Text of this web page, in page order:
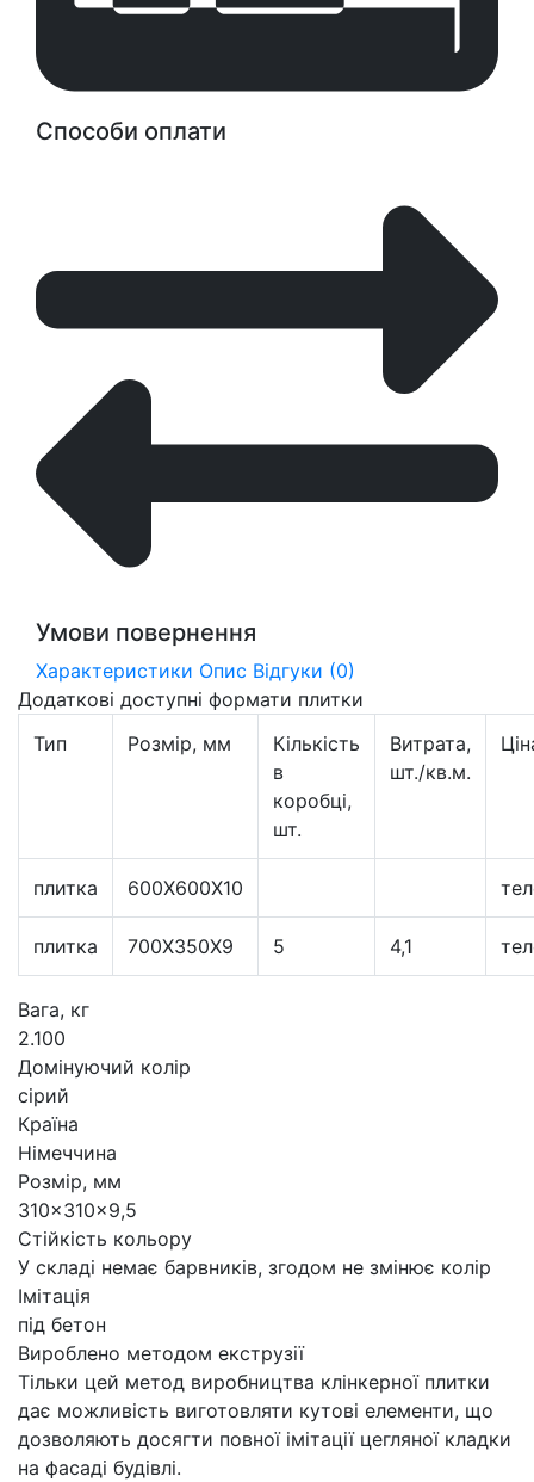
Способи оплати
Умови повернення
Характеристики Опис Відгуки (0)
Додаткові доступні формати плитки
Тип
Розмір, мм
Кількість
в
коробці,
шт.
Витрата,
шт./кв.м.
плитка 600X600X10
плитка 700Х350Х9 5 4,1
Вага, кг
2.100
Домінуючий колір
сірий
Країна
Німеччина
Розмір, мм
310×310×9,5
Стійкість кольору
У складі немає барвників, згодом не змінює колір
Імітація
під бетон
Вироблено методом екструзії
Тільки цей метод виробництва клінкерної плитки
дає можливість виготовляти кутові елементи, що
дозволяють досягти повної імітації цегляної кладки
на фасаді будівлі.